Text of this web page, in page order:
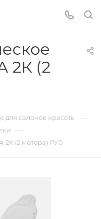
2К (2
для салонов красоты —
—
2К (2 мотора) РУ0